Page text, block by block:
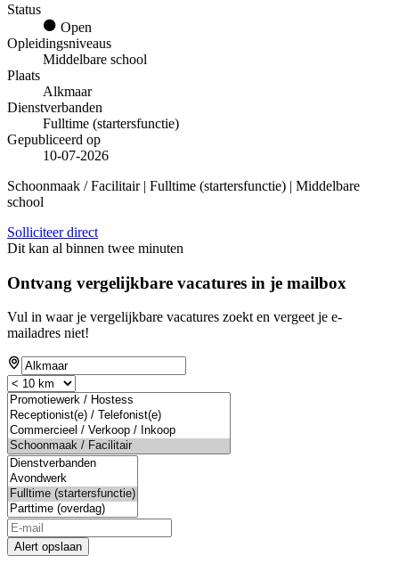
Status
Open
Opleidingsniveaus
Middelbare school
Plaats
Alkmaar
Dienstverbanden
Fulltime (startersfunctie)
Gepubliceerd op
10-07-2026
Schoonmaak / Facilitair | Fulltime (startersfunctie) | Middelbare
school
Solliciteer direct
Dit kan al binnen twee minuten
Ontvang vergelijkbare vacatures in je mailbox
Vul in waar je vergelijkbare vacatures zoekt en vergeet je e-
mailadres niet!
Alert opslaan